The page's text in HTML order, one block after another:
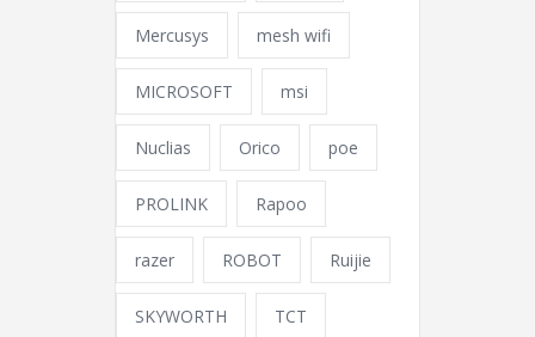
Mercusys mesh wifi
MICROSOFT msi
Nuclias Orico poe
PROLINK Rapoo
razer ROBOT Ruijie
SKYWORTH TCT